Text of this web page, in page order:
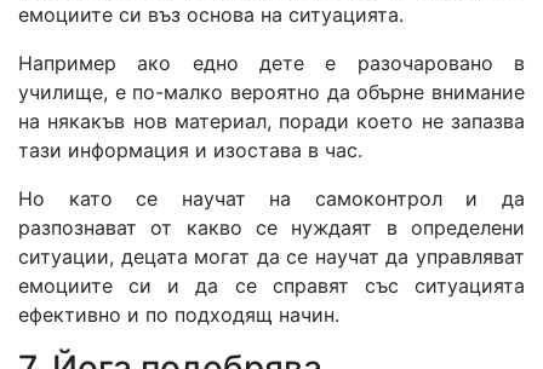
емоциите си въз основа на ситуацията.
Например ако едно дете е разочаровано в
училище, е по-малко вероятно да обърне внимание
на някакъв нов материал, поради което не запазва
тази информация и изостава в час.
Но като се научат на самоконтрол и да
разпознават от какво се нуждаят в определени
ситуации, децата могат да се научат да управляват
емоциите си и да се справят със ситуацията
ефективно и по подходящ начин.